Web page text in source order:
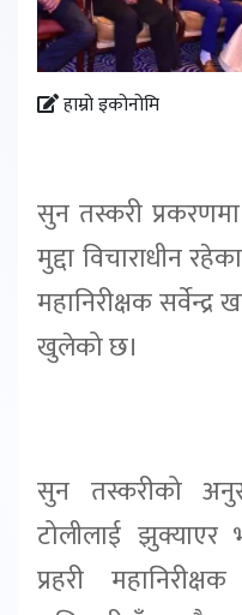
हाम्रो इकोनोमि
सुन तस्करी
मुद्दा विचाराधीन
महानिरीक्षक
खुलेको छ।
सुन तस्करीको
टोलीलाई झुक्याएर
प्रहरी